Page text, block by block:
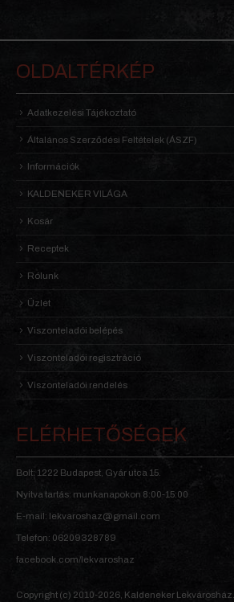
OLDALTÉRKÉP
Adatkezelési Tájékoztató
Általános Szerződési Feltételek (ÁSZF)
Információk
KALDENEKER VILÁGA
Kosár
Receptek
Rólunk
Üzlet
Viszonteladói belépés
Viszonteladói regisztráció
Viszonteladói rendelés
ELÉRHETŐSÉGEK
Bolt: 1222 Budapest, Gyár utca 15.
Nyitva tartás: munkanapokon 8:00-15:00
E-mail: lekvaroshaz@gmail.com
Telefon: 06209328789
facebook.com/lekvaroshaz
Copyright (c) 2010-2026, Kaldeneker